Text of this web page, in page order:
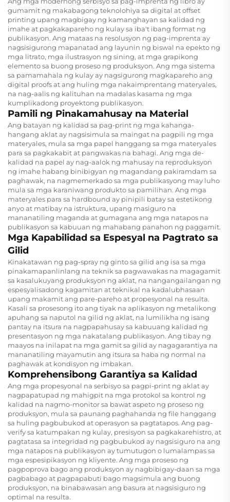
gumamit ng makabagong teknolohiya sa digital at offset
printing upang magbigay ng kamanghayan sa kalidad ng
imahe at pagkakapareho ng kulay sa iba't ibang format ng
publikasyon. Ang mataas na resolusyon ng pag-imprenta ay
nagsisigurong mapanatad ang layunin ng biswal na epekto ng
mga litrato, mga ilustrasyon ng sining, at mga grapikong
elemento sa buong proseso ng produksyon. Ang mga sistema
sa pamamahala ng kulay ay nagsigurong magkapareho ang
digital proofs at ang huling mga nakaimprentang materyales,
na nag-aalis ng kalituhan na madalas kasama ng mga
kumplikadong proyektong publikasyon.
Pamili ng Pinakamahusay na Material
Ang batayan ng kalidad sa pag-print ng mga kahanga-
hangang aklat ay nagsisimula sa maingat na pagpili ng mga
materyales, mula sa mga papel hanggang sa mga materyales
para sa pagkakabit at pangwakas na bahagi. Ang mga de-
kalidad na papel ay nag-aalok ng mahusay na reproduksyon
ng imahe habang binibigyan ng magandang pakiramdam sa
paghawak, na nagmemerkado sa mga publikasyong may luho
mula sa mga karaniwang produkto sa pamilihan. Ang mga
materyales para sa hardbound ay pinipili batay sa estetikong
anyo at matibay na istruktura, upang masiguro na
mananatiling maganda at gumagana ang mga natapos na
publikasyon sa kabuuan ng mahabang panahon ng paggamit.
Mga Kapabilidad sa Espesyal na Pagtrato sa
Gilid
Kinakatawan ng pag-spray ng ginto sa gilid ang isa sa mga
pinakamapanlinlang na teknik sa pagwawakas na magagamit
sa kasalukuyang produksyon ng aklat, na nangangailangan ng
espesyalisadong kagamitan at teknikal na kadalubhasaan
upang makamit ang pare-pareho at propesyonal na resulta.
Kasali sa prosesong ito ang tiyak na aplikasyon ng metalikong
apuhang sa naputol na gilid ng aklat, na lumilikha ng isang
pantay na itsura na nagpapahusay sa kabuuang kalidad ng
presentasyon ng mga nakatalang publikasyon. Ang tibay ng
maayos na inilapat na mga gamit sa gilid ay nagagarantiya na
mananatiling mayamutin ang itsura sa haba ng normal na
paghawak at kondisyon ng imbakan.
Komprehensibong Garantiya sa Kalidad
Ang mga propesyonal na serbisyo sa pagpi-print ng aklat ay
nagpapatupad ng mahigpit na mga protokol sa kontrol ng
kalidad na nagmo-monitor sa bawat aspeto ng proseso ng
produksyon, mula sa paunang paghahanda ng file hanggang
sa huling pagbubukod at operasyon sa pagtatapos. Ang pag-
verify sa katumpakan ng kulay, presisyon sa pagkakarehistro, at
pagtatasa sa integridad ng pagbubukod ay nagsisiguro na ang
mga natapos na publikasyon ay tumutugon o lumalampas sa
mga espesipikasyon ng kliyente. Ang mga proseso ng
pagpoprova bago ang produksyon ay nagbibigay-daan sa mga
pagbabago at pagpapabuti bago magsimula ang buong
produksyon, na binabawasan ang basura at nagsisiguro ng
optimal na resulta.